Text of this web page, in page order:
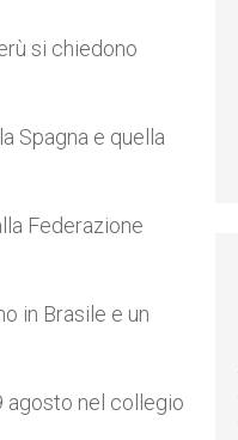
si chiedono
Spagna e quella
Federazione
in Brasile e un
agosto nel collegio